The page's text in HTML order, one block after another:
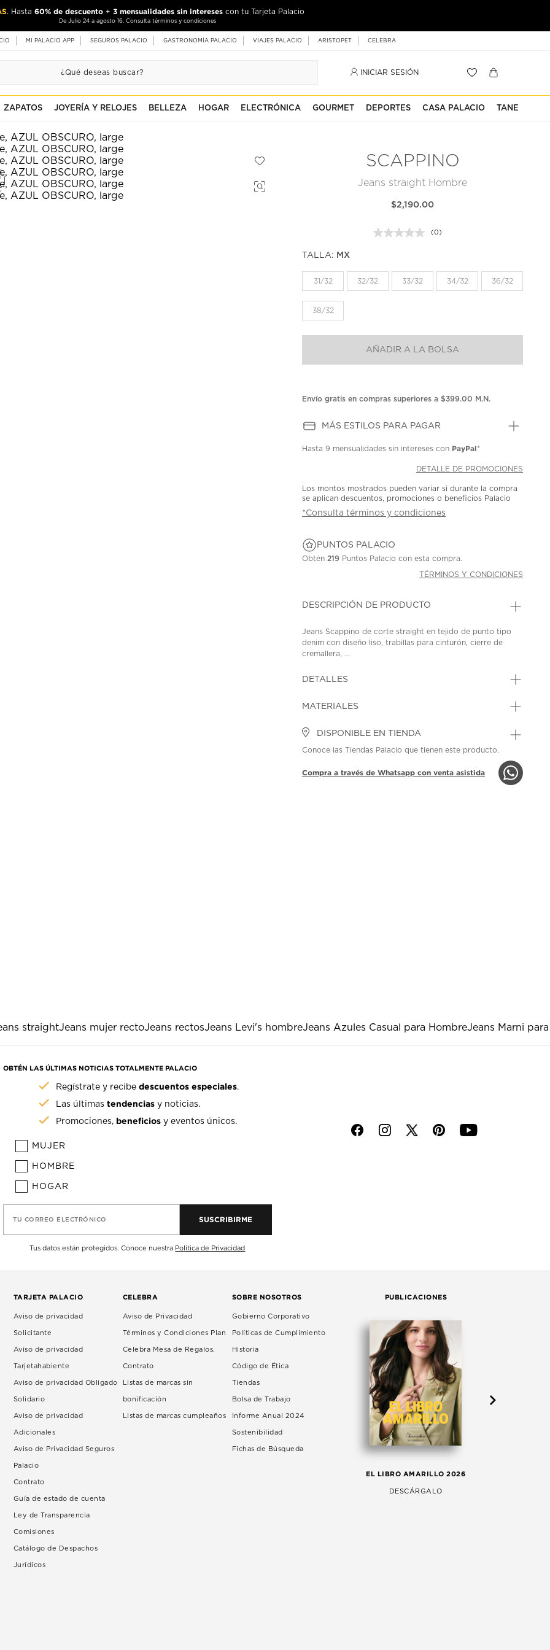
. Hasta 60% de descuento + 3 mensualidades sin intereses con tu Tarjeta Palacio
De Julio 24 a agosto 16. Consulta términos y condiciones
MI PALACIO APP SEGUROS PALACIO GASTRONOMÍA PALACIO VIAJES PALACIO ARISTOPET CELEBRA
INICIAR SESIÓN
ZAPATOS JOYERÍA Y RELOJES BELLEZA HOGAR ELECTRÓNICA GOURMET DEPORTES CASA PALACIO TANE
SCAPPINO
Jeans straight Hombre
$2,190.00
Sin
misma
(0)
TALLA: MX
31/32 32/32 33/32 34/32 36/32
38/32
AÑADIR A LA BOLSA
Envío gratis en compras superiores a $399.00 M.N.
MÁS ESTILOS PARA PAGAR
Hasta9 mensualidades sin intereses con PayPal*
DETALLE DE PROMOCIONES
Los montos mostrados pueden variar si durante la compra
se aplican descuentos, promociones o beneficios Palacio
*Consulta términos y condiciones
PUNTOS PALACIO
Obtén 219 Puntos Palacio con esta compra.
TÉRMINOS Y CONDICIONES
DESCRIPCIÓN DE PRODUCTO
Jeans Scappino de corte straight en tejido de punto tipo
denim con diseño liso, trabillas para cinturón, cierre de
cremallera, ...
DETALLES
MATERIALES
DISPONIBLE EN TIENDA
Conoce las Tiendas Palacio que tienen este producto.
Compra a través de Whatsapp con venta asistida
straightJeans mujer rectoJeans rectosJeans Levi's hombreJeans Azules Casual para HombreJeans Marni para
OBTÉN LAS ÚLTIMAS NOTICIAS TOTALMENTE PALACIO
Regístrate y recibedescuentos especiales.
Las últimastendencias y noticias.
Promociones, beneficios y eventos únicos.
MUJER
HOMBRE
HOGAR
TU CORREO ELECTRÓNICO SUSCRIBIRME
Tus datos están protegidos. Conoce nuestra Política de Privacidad
f i p y
TARJETA PALACIO
Aviso de privacidad
Solicitante
Aviso de privacidad
Tarjetahabiente
Aviso de privacidad Obligado
Solidario
Aviso de privacidad
Adicionales
Aviso de Privacidad Seguros
Palacio
Contrato
Guía de estado de cuenta
Ley de Transparencia
Comisiones
Catálogo de Despachos
Jurídicos
CELEBRA
Aviso de Privacidad
Términos y Condiciones Plan
Celebra Mesa de Regalos.
Contrato
Listas de marcas sin
bonificación
Listas de marcas cumpleaños
SOBRE NOSOTROS
Gobierno Corporativo
Políticas de Cumplimiento
Historia
Código de Ética
Tiendas
Bolsa de Trabajo
Informe Anual 2024
Sostenibilidad
Fichas de Búsqueda
PUBLICACIONES
EL LIBRO AMARILLO 2026
DESCÁRGALO